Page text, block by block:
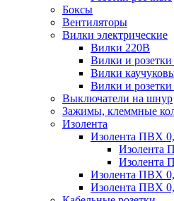
Боксы
Вентиляторы
Вилки электрические
Вилки 220В
Вилки и
Вилки
Вилки и
Выключатели на шнур
Зажимы, клеммные
Изолента
Изолента ПВХ
Изолента
Изолента
Изолента ПВХ
Изолента ПВХ